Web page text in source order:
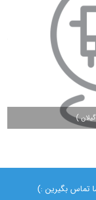
)
ما تماس بگیرین :)